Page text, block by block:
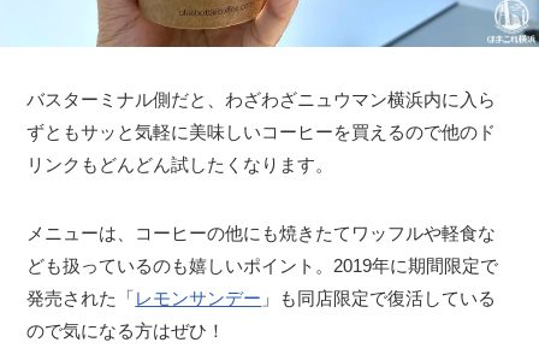
バスターミナル側だと、わざわざニュウマン横浜内に入ら
ずともサッと気軽に美味しいコーヒーを買えるので他のド
リンクもどんどん試したくなります。
メニューは、コーヒーの他にも焼きたてワッフルや軽食な
ども扱っているのも嬉しいポイント。2019年に期間限定で
発売された「レモンサンデー 」も同店限定で復活している
ので気になる方はぜひ！